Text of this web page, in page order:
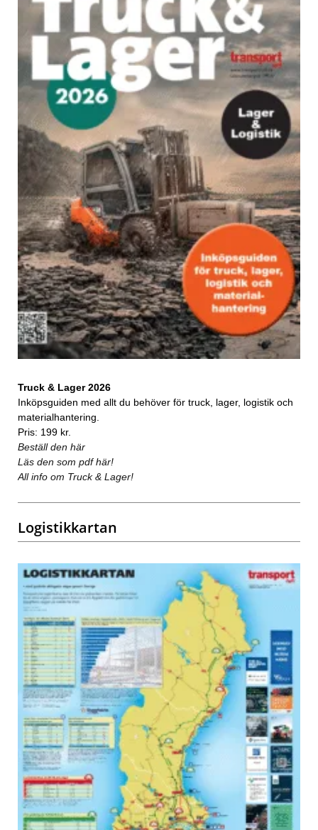
Truck & Lager 2026
Inköpsguiden med allt du behöver för truck, lager, logistik och
materialhantering.
Pris: 199 kr.
Beställ den här
Läs den som pdf här!
All info om Truck & Lager!
Logistikkartan